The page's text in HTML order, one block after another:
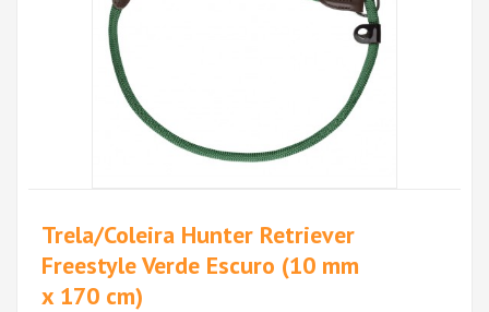
Trela/Coleira Hunter Retriever
Freestyle Verde Escuro (10 mm
x 170 cm)